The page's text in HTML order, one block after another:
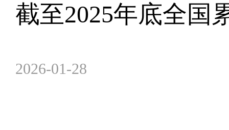
截至2025年底全国
2026-01-28